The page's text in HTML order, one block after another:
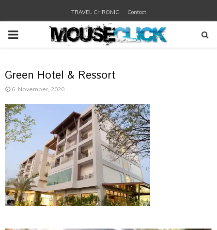
TRAVEL CHRONIC Contact
PRIMARY
Green Hotel & Ressort
6. November, 2020